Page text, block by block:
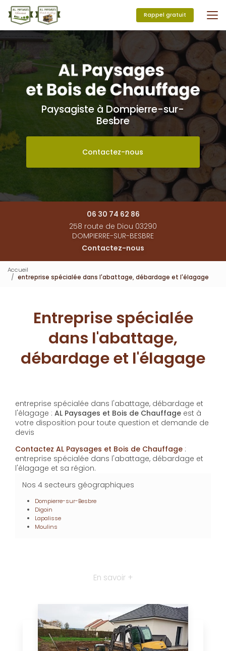
Aller
au
contenu
principal
Rappel gratuit
Paysagiste à Dompierre-sur-
Besbre
Contactez-nous
06 30 74 62 86
258 route de Diou 03290
DOMPIERRE-SUR-BESBRE
Contactez-nous
Accueil
entreprise spécialée dans l'abattage, débardage et l'élagage
Entreprise spécialée
dans l'abattage,
débardage et l'élagage
entreprise spécialée dans l'abattage, débardage et
l'élagage : AL Paysages et Bois de Chauffage est à
votre disposition pour toute question et demande de
devis
Contactez AL Paysages et Bois de Chauffage :
entreprise spécialée dans l'abattage, débardage et
l'élagage et sa région.
Nos 4 secteurs géographiques
Dompierre-sur-Besbre
Digoin
Lapalisse
Moulins
En savoir +